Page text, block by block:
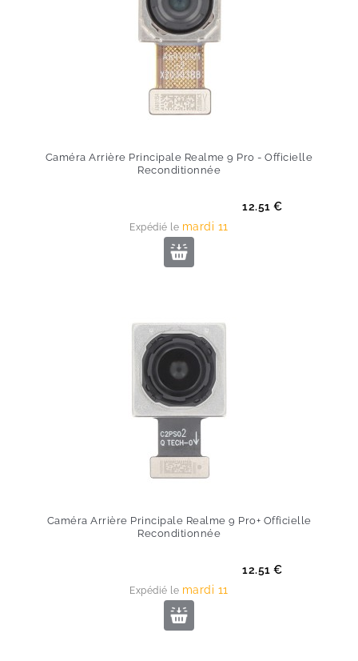
Caméra Arrière Principale Realme 9 Pro - Officielle
Reconditionnée
12.51 €
Expédié le mardi 11
Caméra Arrière Principale Realme 9 Pro+ Officielle
Reconditionnée
12.51 €
Expédié le mardi 11